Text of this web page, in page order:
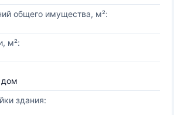
общего имущества, м²:
м²:
дом
здания: